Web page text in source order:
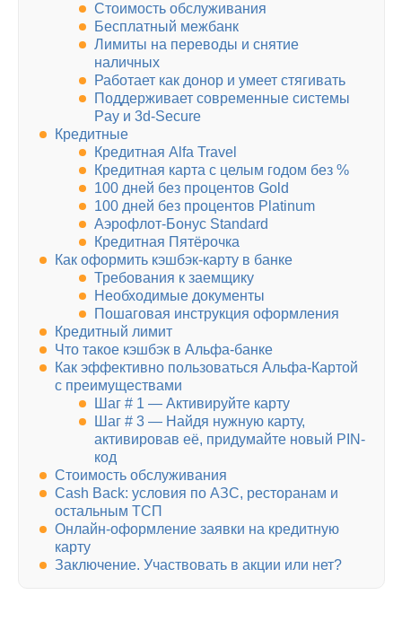
Стоимость обслуживания
Бесплатный межбанк
Лимиты на переводы и снятие
наличных
Работает как донор и умеет стягивать
Поддерживает современные системы
Pay и 3d-Secure
Кредитные
Кредитная Alfa Travel
Кредитная карта с целым годом без %
100 дней без процентов Gold
100 дней без процентов Platinum
Аэрофлот-Бонус Standard
Кредитная Пятёрочка
Как оформить кэшбэк-карту в банке
Требования к заемщику
Необходимые документы
Пошаговая инструкция оформления
Кредитный лимит
Что такое кэшбэк в Альфа-банке
Как эффективно пользоваться Альфа-Картой
с преимуществами
Шаг # 1 — Активируйте карту
Шаг # 3 — Найдя нужную карту,
активировав её, придумайте новый PIN-
код
Стоимость обслуживания
Cash Back: условия по АЗС, ресторанам и
остальным ТСП
Онлайн-оформление заявки на кредитную
карту
Заключение. Участвовать в акции или нет?